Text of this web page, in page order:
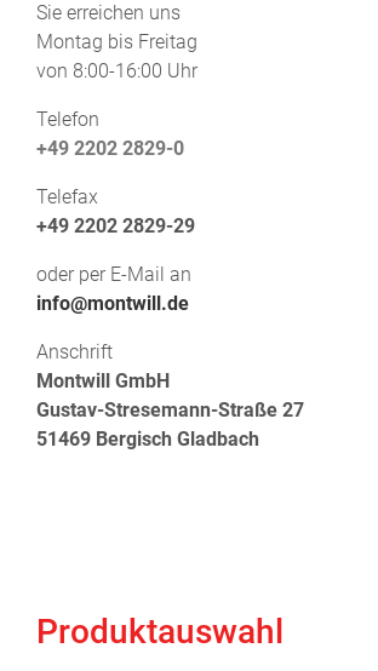
Produktauswahl
Sie erreichen uns
Montag bis Freitag
von 8:00-16:00 Uhr
Telefon
+49 2202 2829-0
Telefax
+49 2202 2829-29
oder per E-Mail an
info@montwill.de
Anschrift
Montwill GmbH
Gustav-Stresemann-Straße 27
51469 Bergisch Gladbach